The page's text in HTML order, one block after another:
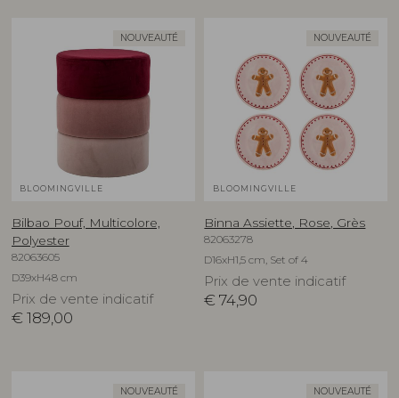
NOUVEAUTÉ
BLOOMINGVILLE
Bilbao Pouf, Multicolore,
Polyester
82063605
D39xH48 cm
Prix de vente indicatif
€ 189,00
NOUVEAUTÉ
BLOOMINGVILLE
Binna Assiette, Rose, Grès
82063278
D16xH1,5 cm, Set of 4
Prix de vente indicatif
€ 74,90
NOUVEAUTÉ NOUVEAUTÉ